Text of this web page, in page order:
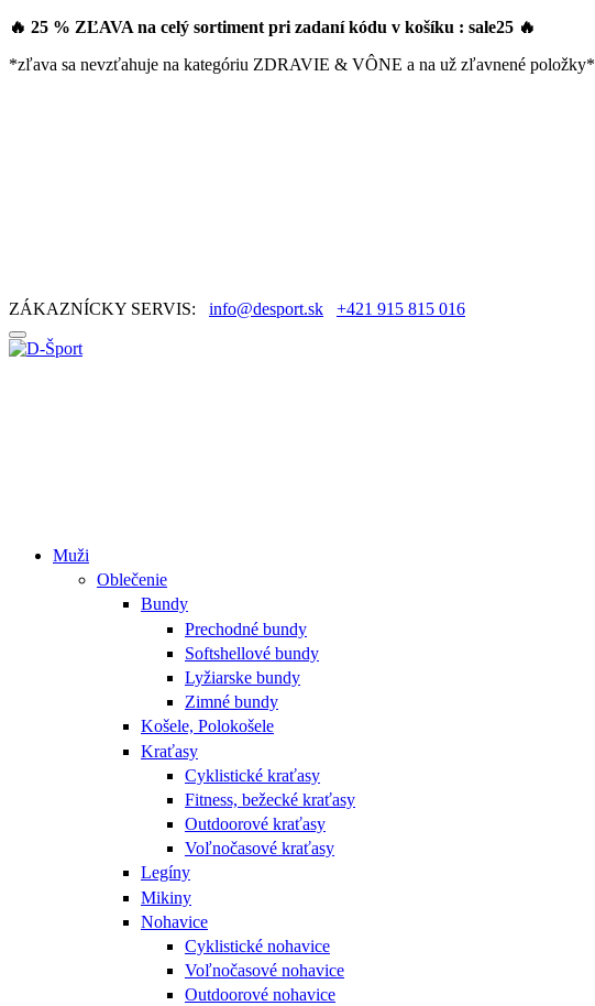
🔥 25 % ZĽAVA na celý sortiment pri zadaní kódu v košíku : sale25 🔥
*zľava sa nevzťahuje na kategóriu ZDRAVIE & VÔNE a na už zľavnené položky*
ZÁKAZNÍCKY SERVIS: info@desport.sk +421 915 815 016
Muži
Oblečenie
Bundy
Prechodné bundy
Softshellové bundy
Lyžiarske bundy
Zimné bundy
Košele, Polokošele
Kraťasy
Cyklistické kraťasy
Fitness, bežecké kraťasy
Outdoorové kraťasy
Voľnočasové kraťasy
Legíny
Mikiny
Nohavice
Cyklistické nohavice
Voľnočasové nohavice
Outdoorové nohavice